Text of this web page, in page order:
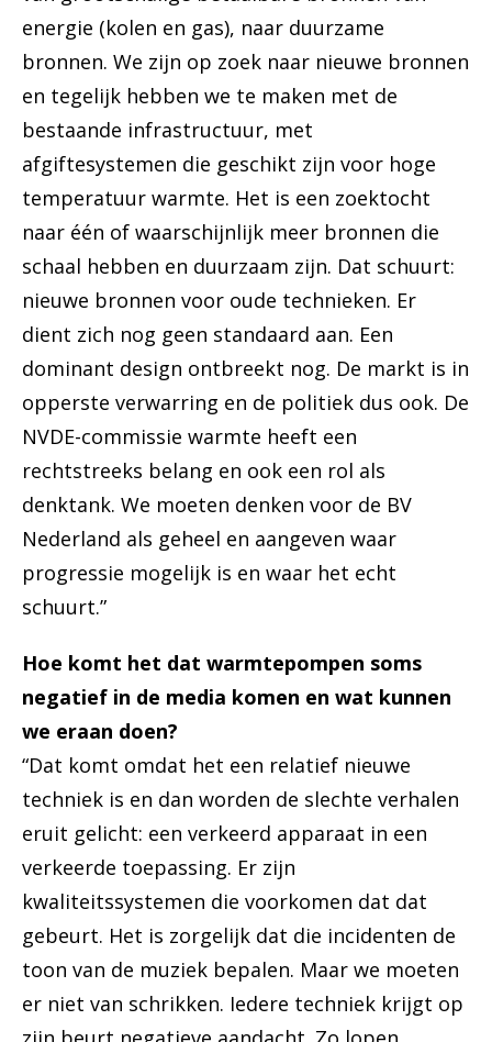
energie (kolen en gas), naar duurzame
bronnen. We zijn op zoek naar nieuwe bronnen
en tegelijk hebben we te maken met de
bestaande infrastructuur, met
afgiftesystemen die geschikt zijn voor hoge
temperatuur warmte. Het is een zoektocht
naar één of waarschijnlijk meer bronnen die
schaal hebben en duurzaam zijn. Dat schuurt:
nieuwe bronnen voor oude technieken. Er
dient zich nog geen standaard aan. Een
dominant design ontbreekt nog. De markt is in
opperste verwarring en de politiek dus ook. De
NVDE-commissie warmte heeft een
rechtstreeks belang en ook een rol als
denktank. We moeten denken voor de BV
Nederland als geheel en aangeven waar
progressie mogelijk is en waar het echt
schuurt.”
Hoe komt het dat warmtepompen soms
negatief in de media komen en wat kunnen
we eraan doen?
“Dat komt omdat het een relatief nieuwe
techniek is en dan worden de slechte verhalen
eruit gelicht: een verkeerd apparaat in een
verkeerde toepassing. Er zijn
kwaliteitssystemen die voorkomen dat dat
gebeurt. Het is zorgelijk dat die incidenten de
toon van de muziek bepalen. Maar we moeten
er niet van schrikken. Iedere techniek krijgt op